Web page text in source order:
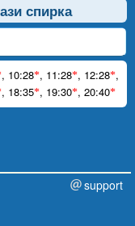
спирка
, 10:28*, 11:28*, 12:28*,
, 18:35*, 19:30*, 20:40*
support